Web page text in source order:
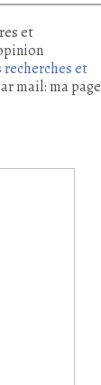
et
recherches et
mail: ma page